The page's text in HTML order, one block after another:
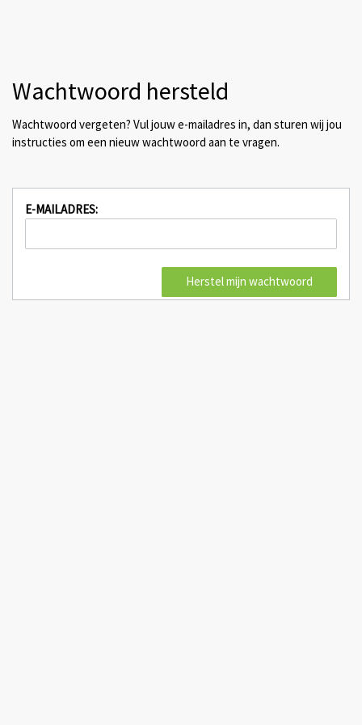
Wachtwoord hersteld
Wachtwoord vergeten? Vul jouw e-mailadres in, dan sturen wij jou
instructies om een nieuw wachtwoord aan te vragen.
E-MAILADRES: